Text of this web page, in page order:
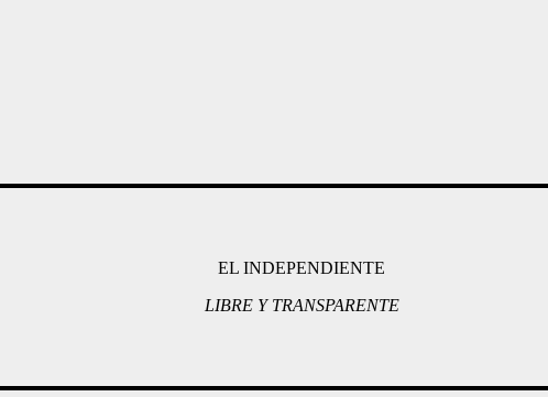
EL INDEPENDIENTE
LIBRE Y TRANSPARENTE